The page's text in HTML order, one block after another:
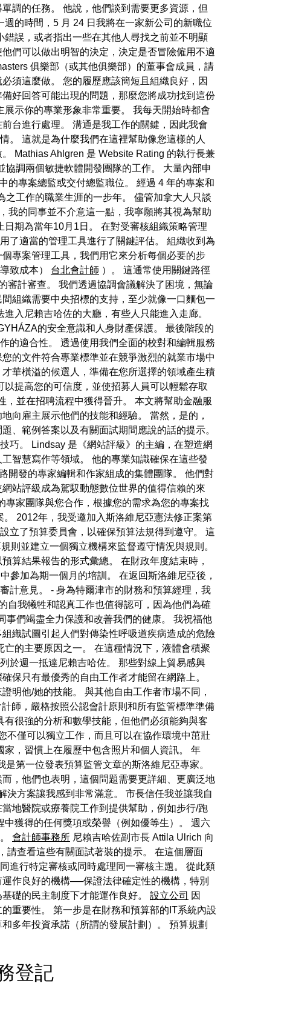
調的任務。 他說，他們談到需要更多資源，但
的時間，5 月 24 日我將在一家新公司的新職位
誤，或者指出一些在其他人尋找之前並不明顯
們可以做出明智的決定，決定是否冒險僱用不適
俱樂部（或其他俱樂部）的董事會成員，請
須這麼做。 您的履歷應該簡短且組織良好，因
好回答可能出現的問題，那麼您將成功找到這份
示你的專業形象非常重要。 我每天開始時都會
台進行處理。 溝通是我工作的關鍵，因此我會
。 這就是為什麼我們在這裡幫助像您這樣的人
Mathias Ahlgren 是 Website Rating 的執行長兼
調兩個敏捷軟體開發團隊的工作。 大量內部申
的專案總監或交付總監職位。 經過 4 年的專案和
之工作的職業生涯的一步年。 儘管加拿大人只談
我的同事並不介意這一點，我寧願將其視為幫助
期為當年10月1日。 在對受審核組織策略管理
了適當的管理工具進行了關鍵評估。 組織收到為
專案管理工具，我們用它來分析每個必要的步
致成本） 台北會計師 ）。 這通常使用關鍵路徑
審計審查。 我們透過協調會議解決了困境，無論
組織需要中央招標的支持，至少就像一口麵包一
入尼賴吉哈佐的大廳，有些人只能進入走廊。
的安全意識和人身財產保護。 最後階段的
的適合性。 透過使用我們全面的校對和編輯服務
的文件符合專業標準並在競爭激烈的就業市場中
華橫溢的候選人，準備在您所選擇的領域產生積
提高您的可信度，並使招募人員可以輕鬆存取
並在招聘流程中獲得晉升。 本文將幫助金融服
向雇主展示他們的技能和經驗。 當然，是的，
、範例答案以及有關面試期間應說的話的提示。
巧。 Lindsay 是《網站評級》的主編，在塑造網
智慧寫作等領域。 他的專業知識確保在這些發
開發的專家編輯和作家組成的集體團隊。 他們對
站評級成為駕馭動態數位世界的值得信賴的來
專家團隊與您合作，根據您的需求為您的專案找
2012年，我受邀加入斯洛維尼亞憲法修正案第
立了預算委員會，以確保預算法規得到遵守。 這
則並建立一個獨立機構來監督遵守情況與規則。
算結果報告的形式彙總。 在財政年度結束時，
參加為期一個月的培訓。 在返回斯洛維尼亞後，
計意見。 - 身為特爾津市的財務和預算經理，我
自我犧牲和認真工作也值得認可，因為他們為確
們竭盡全力保護和改善我們的健康。 我祝福他
織試圖引起人們對傳染性呼吸道疾病造成的危險
亡的主要原因之一。 在這種情況下，液體會積聚
於週一抵達尼賴吉哈佐。 那些對線上貿易感興
保只有最優秀的自由工作者才能留在網路上。
明他/她的技能。 與其他自由工作者市場不同，
師，嚴格按照公認會計原則和所有監管標準準備
很強的分析和數學技能，但他們必須能夠與客
不僅可以獨立工作，而且可以在協作環境中茁壯
，習慣上在履歷中包含照片和個人資訊。 年
第一位發表預算監管文章的斯洛維尼亞專家。
，他們也表明，這個問題需要更詳細、更廣泛地
方案讓我感到非常滿意。 市長信任我並讓我自
地醫院或療養院工作到提供幫助，例如步行/跑
獲得的任何獎項或榮譽（例如優等生）。 週六
會計師事務所 尼賴吉哈佐副市長 Attila Ulrich 向
請查看這些有關面試著裝的提示。 在這個層面
進行特定審核或同時處理同一審核主題。 從此類
作良好的機構──保證法律確定性的機構，特別
礎的民主制度下才能運作良好。 設立公司 因
重要性。 第一步是在財務和預算部的IT系統內設
多年投資承諾（所謂的發展計劃）。 預算規劃
登記